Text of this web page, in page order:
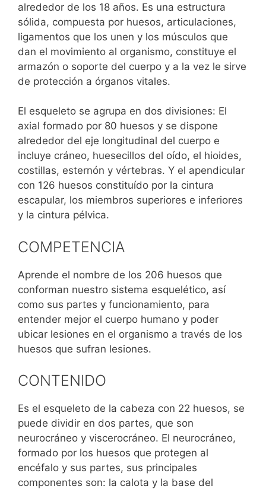
alrededor de los 18 años. Es una estructura
sólida, compuesta por huesos, articulaciones,
ligamentos que los unen y los músculos que
dan el movimiento al organismo, constituye el
armazón o soporte del cuerpo y a la vez le sirve
de protección a órganos vitales.
El esqueleto se agrupa en dos divisiones: El
axial formado por 80 huesos y se dispone
alrededor del eje longitudinal del cuerpo e
incluye cráneo, huesecillos del oído, el hioides,
costillas, esternón y vértebras. Y el apendicular
con 126 huesos constituído por la cintura
escapular, los miembros superiores e inferiores
y la cintura pélvica.
COMPETENCIA
Aprende el nombre de los 206 huesos que
conforman nuestro sistema esquelético, así
como sus partes y funcionamiento, para
entender mejor el cuerpo humano y poder
ubicar lesiones en el organismo a través de los
huesos que sufran lesiones.
CONTENIDO
Es el esqueleto de la cabeza con 22 huesos, se
puede dividir en dos partes, que son
neurocráneo y viscerocráneo. El neurocráneo,
formado por los huesos que protegen al
encéfalo y sus partes, sus principales
componentes son: la calota y la base del